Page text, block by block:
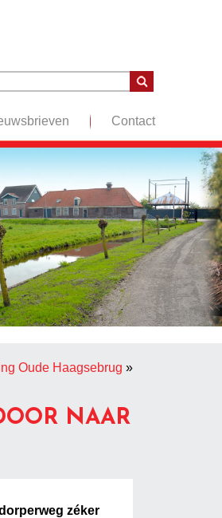
Contact
Oude Haagsebrug »
NAAR
zéker